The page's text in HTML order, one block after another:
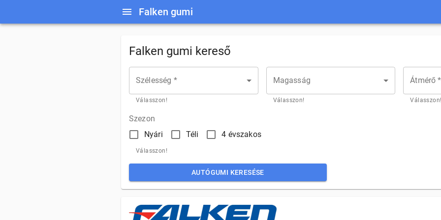
Falken gumi
Falken gumi kereső
Szélesség *
Válasszon!
Magasság
Válasszon!
Átmérő *
Szezon
Nyári
Téli 4 évszakos
Válasszon!
AUTÓGUMI KERESÉSE